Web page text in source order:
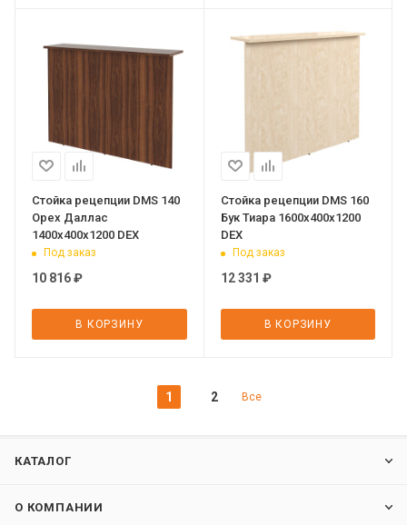
Стойка рецепции DMS 140
Орех Даллас
1400х400х1200 DEX
Под заказ
10 816₽
В КОРЗИНУ
Стойка рецепции DMS 160
Бук Тиара 1600х400х1200
DEX
Под заказ
12 331 ₽
В КОРЗИНУ
1 2 Все
КАТАЛОГ
О КОМПАНИИ